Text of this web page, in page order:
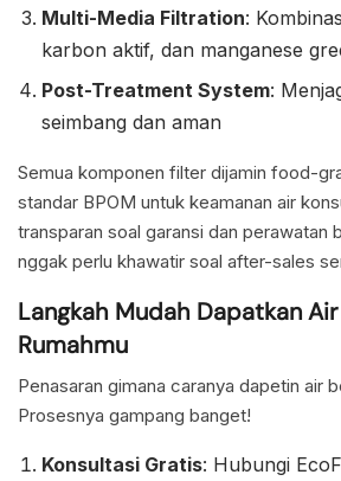
Multi-Media Filtration:
karbon aktif, dan manganese
Post-Treatment System:
seimbang dan aman
Semua komponen filter dijamin food-
standar BPOM untuk keamanan air
transparan soal garansi dan perawatan
nggak perlu khawatir soal after-sales
Langkah Mudah Dapatkan
Rumahmu
Penasaran gimana caranya dapetin air
Prosesnya gampang banget!
Konsultasi Gratis: Hubungi